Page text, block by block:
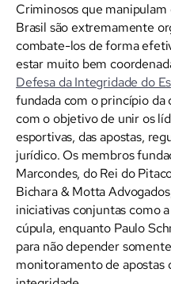
Criminosos que
Brasil são extremamente
combate-los de forma
estar muito bem
Defesa da Integridade do
fundada com o princípio da
com o objetivo de unir os
esportivas, das apostas,
jurídico. Os membros
Marcondes, do Rei do
Bichara & Motta
iniciativas conjuntas como
cúpula, enquanto Paulo
para não depender
monitoramento de apostas